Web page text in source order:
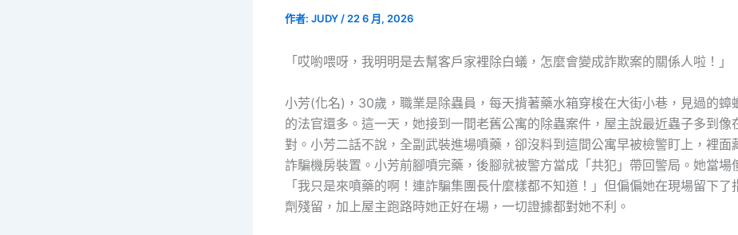
作者: JUDY / 22 6 月, 2026
「哎喲喂呀，我明明是去幫客戶家裡除白蟻，怎麼會變成詐欺案的關係人啦！」
小芳(化名)，30歲，職業是除蟲員，每天揹著藥水箱穿梭在大街小巷，見過的蟑
的法官還多。這一天，她接到一間老舊公寓的除蟲案件，屋主說最近蟲子多到像
對。小芳二話不說，全副武裝進場噴藥，卻沒料到這間公寓早被檢警盯上，裡面
詐騙機房裝置。小芳前腳噴完藥，後腳就被警方當成「共犯」帶回警局。她當場
「我只是來噴藥的啊！連詐騙集團長什麼樣都不知道！」但偏偏她在現場留下了
劑殘留，加上屋主跑路時她正好在場，一切證據都對她不利。